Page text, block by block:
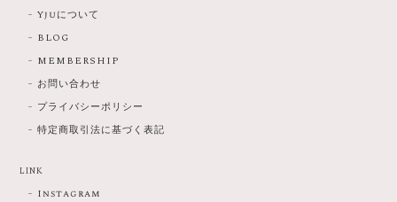
Yjuについて
BLOG
MEMBERSHIP
お問い合わせ
プライバシーポリシー
特定商取引法に基づく表記
LINK
Instagram